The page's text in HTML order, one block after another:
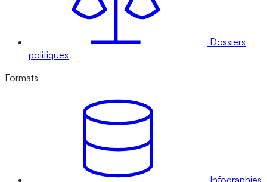
Dossiers
politiques
Formats
Infographies